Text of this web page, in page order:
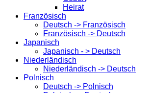
Heirat
Französisch
Deutsch -> Französisch
Französisch -> Deutsch
Japanisch
Japanisch - > Deutsch
Niederländisch
Niederländisch -> Deutsch
Polnisch
Deutsch -> Polnisch